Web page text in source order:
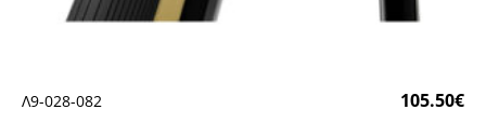
Λ9-028-082 105.50€